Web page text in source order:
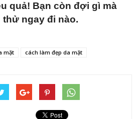
quả! Bạn còn đợi gì mà
thử ngay đi nào.
mặt cách làm đẹp da mặt